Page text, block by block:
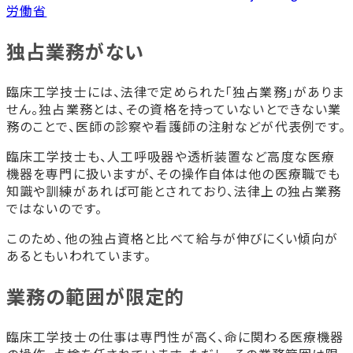
労働省
独占業務がない
臨床工学技士には、法律で定められた「独占業務」がありま
せん。独占業務とは、その資格を持っていないとできない業
務のことで、医師の診察や看護師の注射などが代表例です。
臨床工学技士も、人工呼吸器や透析装置など高度な医療
機器を専門に扱いますが、その操作自体は他の医療職でも
知識や訓練があれば可能とされており、法律上の独占業務
ではないのです。
このため、他の独占資格と比べて給与が伸びにくい傾向が
あるともいわれています。
業務の範囲が限定的
臨床工学技士の仕事は専門性が高く、命に関わる医療機器